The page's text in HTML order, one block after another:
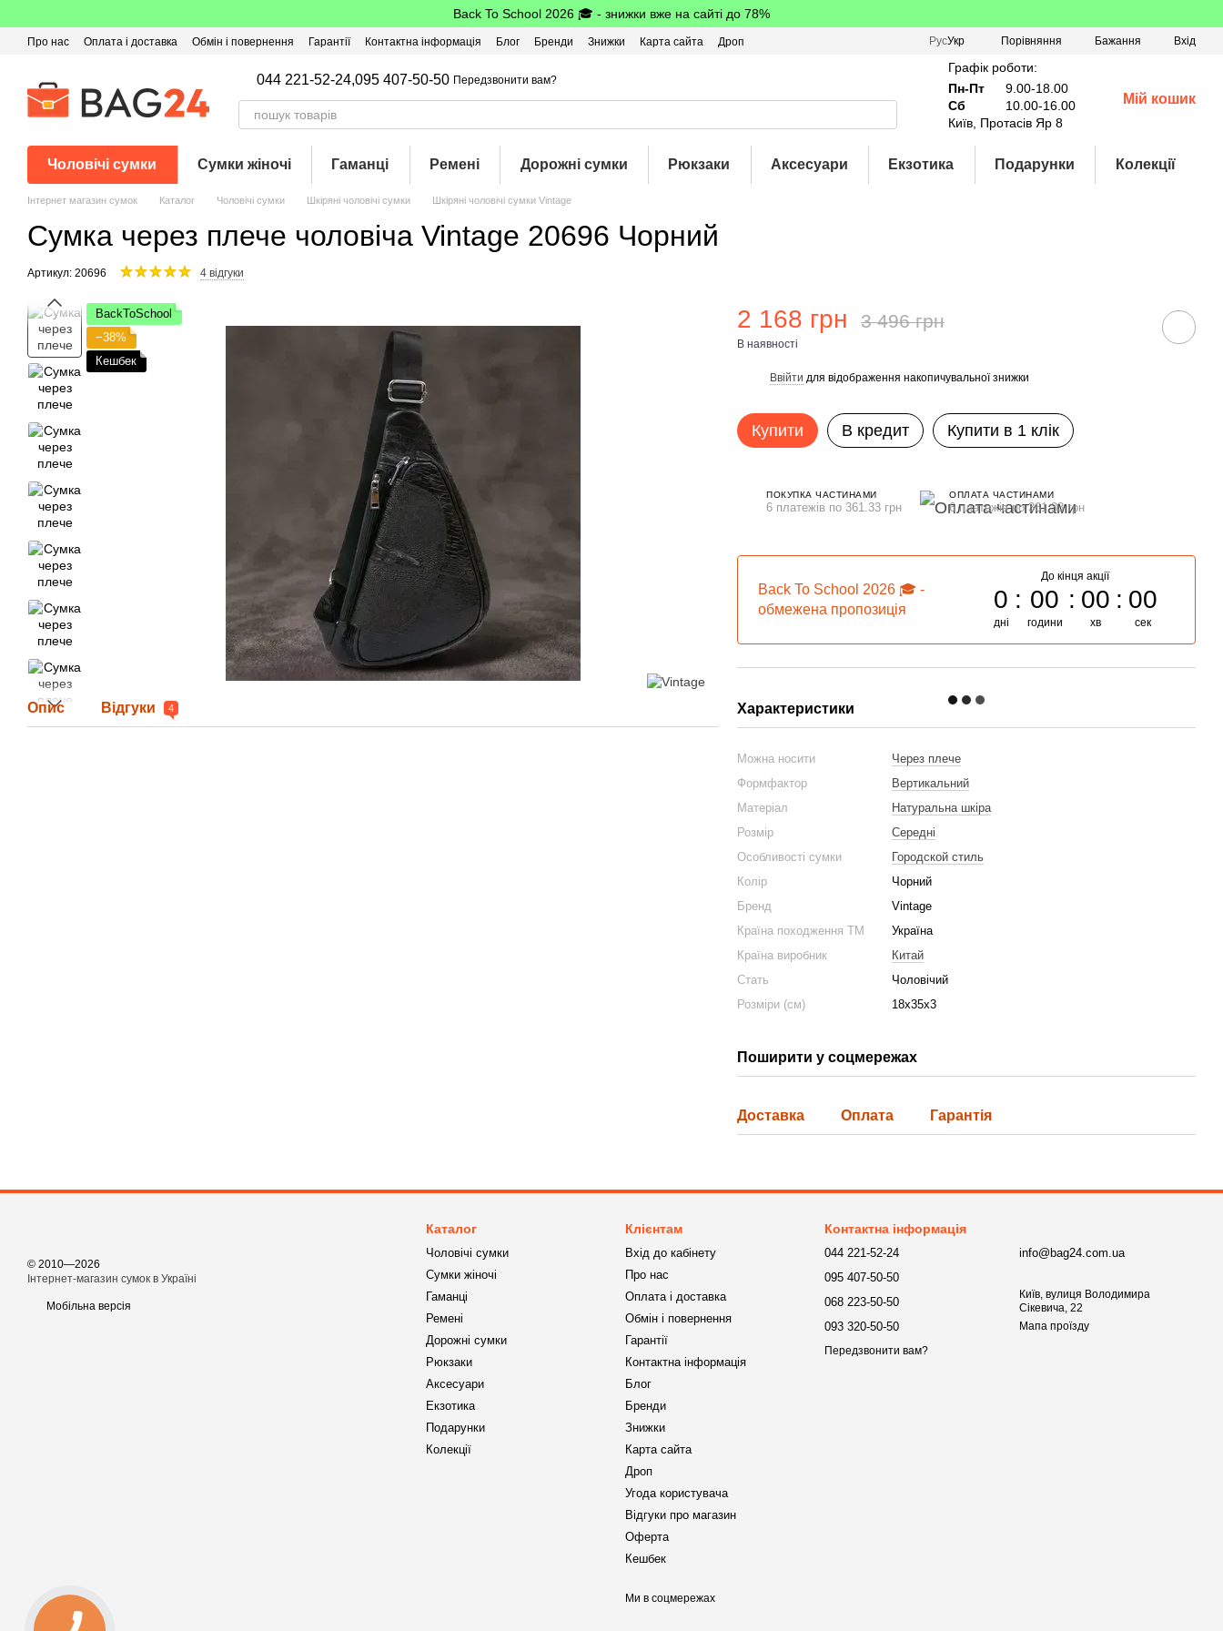
Back To School 2026 🎓 - знижки вже на сайті до 78%
Про нас Оплата і доставка Обмін і повернення Гарантії Контактна інформація Блог Бренди Знижки Карта сайта
Дроп
РусУкр Порівняння Бажання Вхід
044 221-52-24,095 407-50-50 Передзвонити вам?
Графік роботи:
Пн-Пт
9.00-18.00
Сб
10.00-16.00
Київ, Протасів Яр 8
Мій кошик
Чоловічі сумки Сумки жіночі Гаманці Ремені Дорожні сумки Рюкзаки Аксесуари Екзотика Подарунки Колекції
Інтернет магазин сумок Каталог Чоловічі сумки Шкіряні чоловічі сумки Шкіряні чоловічі сумки Vintage
Сумка через плече чоловіча Vintage 20696 Чорний
Артикул: 20696 4 відгуки
BackToSchool
−38%
Кешбек
Опис Відгуки 4
2 168 грн 3 496 грн
В наявності
Ввійти для відображення накопичувальної знижки
Купити В кредит Купити в 1 клік
ПОКУПКА ЧАСТИНАМИ
6 платежів по 361.33 грн
ОПЛАТА ЧАСТИНАМИ
6 платежів по 361.33 грн
Back To School 2026 🎓 -
обмежена пропозиція
До кінця акції
0
дні
00
години
00
хв
00
сек
Характеристики
Можна носити
Через плече
Формфактор
Вертикальний
Матеріал
Натуральна шкіра
Розмір
Середні
Особливості сумки
Городской стиль
Колір
Чорний
Бренд
Vintage
Країна походження ТМ
Україна
Країна виробник
Китай
Стать
Чоловічий
Розміри (см)
18х35х3
Поширити у соцмережах
Доставка Оплата Гарантія
© 2010—2026
Інтернет-магазин сумок в Україні
Мобільна версія
Каталог
Чоловічі сумки
Сумки жіночі
Гаманці
Ремені
Дорожні сумки
Рюкзаки
Аксесуари
Екзотика
Подарунки
Колекції
Клієнтам
Вхід до кабінету
Про нас
Оплата і доставка
Обмін і повернення
Гарантії
Контактна інформація
Блог
Бренди
Знижки
Карта сайта
Дроп
Угода користувача
Відгуки про магазин
Оферта
Кешбек
Ми в соцмережах
Контактна інформація
044 221-52-24
095 407-50-50
068 223-50-50
093 320-50-50
Передзвонити вам?
info@bag24.com.ua
Київ, вулиця Володимира
Сікевича, 22
Мапа проїзду